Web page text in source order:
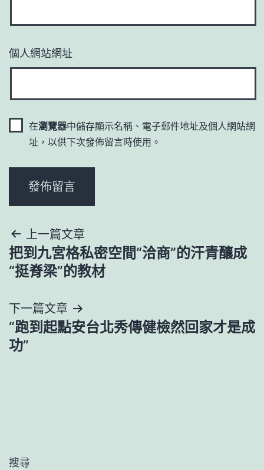
個人網站網址
在瀏覽器中儲存顯示名稱、電子郵件地址及個人網站網
址，以供下次發佈留言時使用。
文
章
覽
上一篇文章
把到九宮格私密空間“洽商”的汗青釀成
“挺脊梁”的教材
下一篇文章
“跑到起點安台北秀傳健檢然回家才是成
功”
搜尋